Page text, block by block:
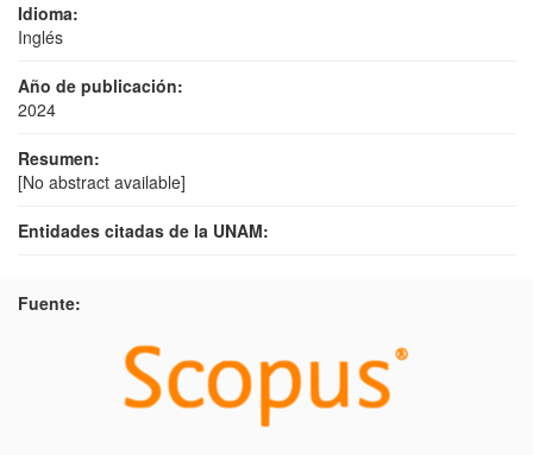
Idioma:
Inglés
Año de publicación:
2024
Resumen:
[No abstract available]
Entidades citadas de la UNAM:
Fuente: